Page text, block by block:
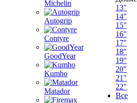
Michelin
Autogrip
Contyre
GoodYear
Kumho
Matador
13"
14"
15"
16"
17"
18"
19"
20"
21"
22"
Все